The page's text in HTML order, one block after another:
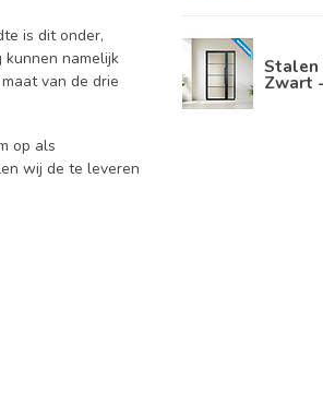
is dit onder,
kunnen namelijk
van de drie
op als
wij de te leveren
Stalen
Zwart